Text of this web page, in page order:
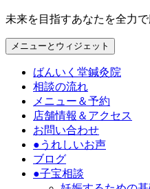
未来を目指すあなたを全力
メニューとウィジェット
ばんいく堂鍼灸院
相談の流れ
メニュー＆予約
店舗情報＆アクセス
お問い合わせ
●うれしいお声
ブログ
●子宝相談